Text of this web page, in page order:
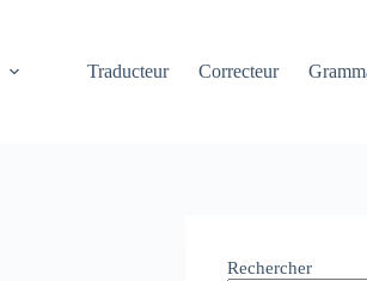
Traducteur Correcteur
Rechercher